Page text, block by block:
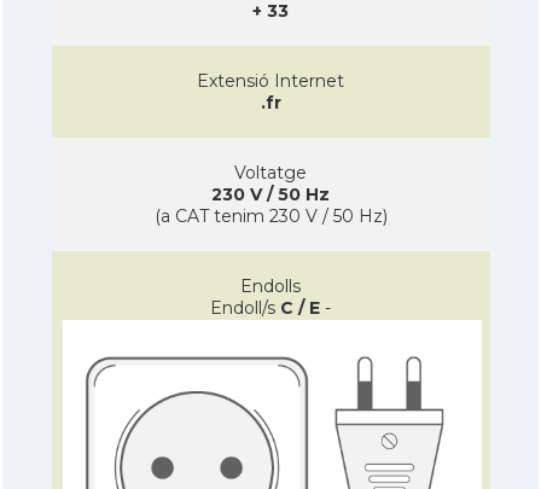
+ 33
Extensió Internet
.fr
Voltatge
230 V / 50 Hz
(a CAT tenim 230 V / 50 Hz)
Endolls
Endoll/s C / E -